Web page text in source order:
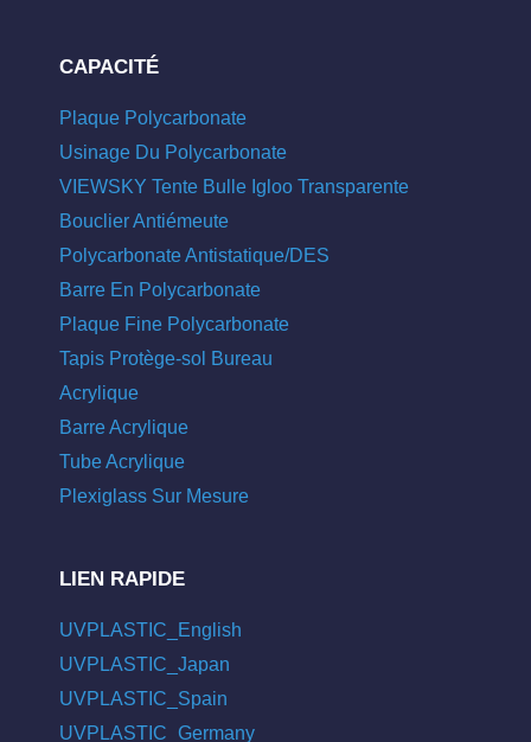
CAPACITÉ
Plaque Polycarbonate
Usinage Du Polycarbonate
VIEWSKY Tente Bulle Igloo Transparente
Bouclier Antiémeute
Polycarbonate Antistatique/DES
Barre En Polycarbonate
Plaque Fine Polycarbonate
Tapis Protège-sol Bureau
Acrylique
Barre Acrylique
Tube Acrylique
Plexiglass Sur Mesure
LIEN RAPIDE
UVPLASTIC_English
UVPLASTIC_Japan
UVPLASTIC_Spain
UVPLASTIC_Germany